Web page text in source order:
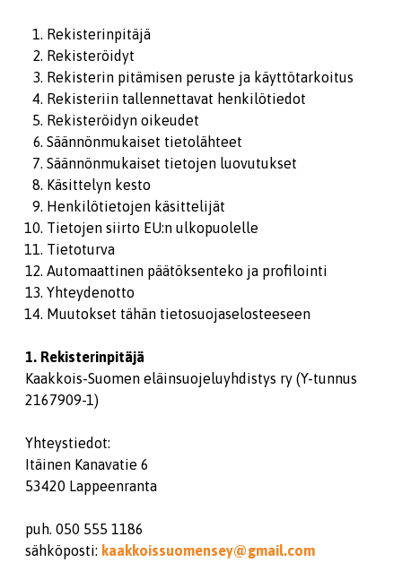
Rekisterinpitäjä
Rekisteröidyt
Rekisterin pitämisen peruste ja käyttötarkoitus
Rekisteriin tallennettavat henkilötiedot
Rekisteröidyn oikeudet
Säännönmukaiset tietolähteet
Säännönmukaiset tietojen luovutukset
Käsittelyn kesto
Henkilötietojen käsittelijät
Tietojen siirto EU:n ulkopuolelle
Tietoturva
Automaattinen päätöksenteko ja profilointi
Yhteydenotto
Muutokset tähän tietosuojaselosteeseen
1. Rekisterinpitäjä
Kaakkois-Suomen eläinsuojeluyhdistys ry (Y-tunnus
2167909-1)
Yhteystiedot:
Itäinen Kanavatie 6
53420 Lappeenranta
puh. 050 555 1186
sähköposti: kaakkoissuomensey@gmail.com